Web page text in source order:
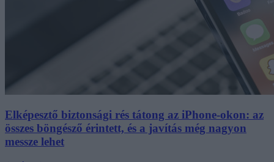
Elképesztő biztonsági rés tátong az iPhone-okon: az
összes böngésző érintett, és a javítás még nagyon
messze lehet